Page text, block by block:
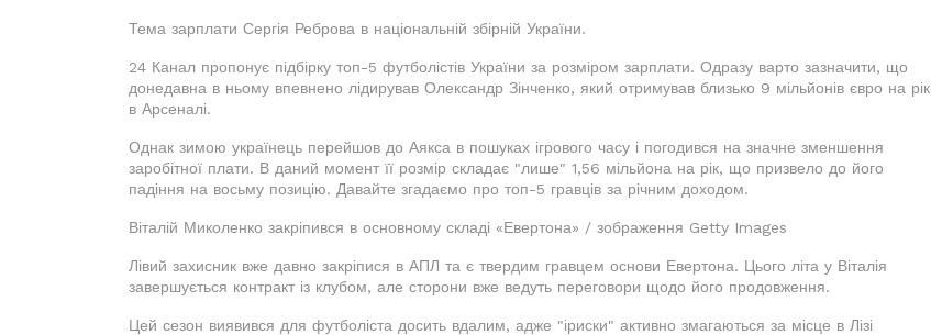
Тема зарплати Сергія Реброва в національній збірній України.
24 Канал пропонує підбірку топ-5 футболістів України за розміром зарплати. Одразу варто зазначити, що
донедавна в ньому впевнено лідирував Олександр Зінченко, який отримував близько 9 мільйонів євро на рік
в Арсеналі.
Однак зимою українець перейшов до Аякса в пошуках ігрового часу і погодився на значне зменшення
заробітної плати. В даний момент її розмір складає "лише" 1,56 мільйона на рік, що призвело до його
падіння на восьму позицію. Давайте згадаємо про топ-5 гравців за річним доходом.
Віталій Миколенко закріпився в основному складі «Евертона» / зображення Getty Images
Лівий захисник вже давно закріпися в АПЛ та є твердим гравцем основи Евертона. Цього літа у Віталія
завершується контракт із клубом, але сторони вже ведуть переговори щодо його продовження.
Цей сезон виявився для футболіста досить вдалим, адже "іриски" активно змагаються за місце в Лізі